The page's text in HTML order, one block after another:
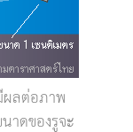
ผลต่อภาพ
าดของรูจะ